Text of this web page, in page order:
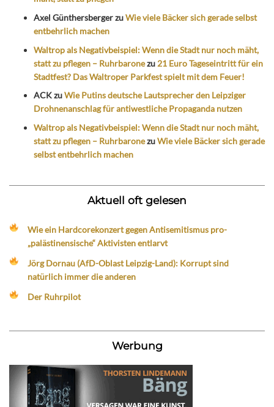
Axel GünthersbergerzuWie viele Bäcker sich gerade selbst
entbehrlich machen
Waltrop als Negativbeispiel: Wenn die Stadt nur noch mäht,
statt zu pflegen – Ruhrbaronezu 21 Euro Tageseintritt für ein
Stadtfest? Das Waltroper Parkfest spielt mit dem Feuer!
ACKzuWie Putins deutsche Lautsprecher den Leipziger
Drohnenanschlag für antiwestliche Propaganda nutzen
Waltrop als Negativbeispiel: Wenn die Stadt nur noch mäht,
statt zu pflegen – RuhrbaronezuWie viele Bäcker sich gerade
selbst entbehrlich machen
Aktuell oft gelesen
Wie ein Hardcorekonzert gegen Antisemitismus pro-
„palästinensische“ Aktivisten entlarvt
Jörg Dornau (AfD-Oblast Leipzig-Land): Korrupt sind
natürlich immer die anderen
Der Ruhrpilot
Werbung